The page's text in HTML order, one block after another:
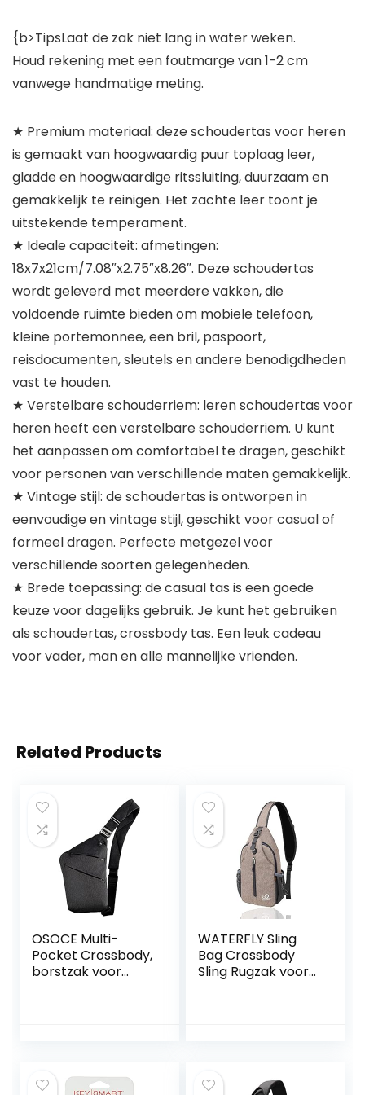
{b>TipsLaat de zak niet lang in water weken.
Houd rekening met een foutmarge van 1-2 cm
vanwege handmatige meting.
★ Premium materiaal: deze schoudertas voor heren
is gemaakt van hoogwaardig puur toplaag leer,
gladde en hoogwaardige ritssluiting, duurzaam en
gemakkelijk te reinigen. Het zachte leer toont je
uitstekende temperament.
★ Ideale capaciteit: afmetingen:
18x7x21cm/7.08″x2.75″x8.26″. Deze schoudertas
wordt geleverd met meerdere vakken, die
voldoende ruimte bieden om mobiele telefoon,
kleine portemonnee, een bril, paspoort,
reisdocumenten, sleutels en andere benodigdheden
vast te houden.
★ Verstelbare schouderriem: leren schoudertas voor
heren heeft een verstelbare schouderriem. U kunt
het aanpassen om comfortabel te dragen, geschikt
voor personen van verschillende maten gemakkelijk.
★ Vintage stijl: de schoudertas is ontworpen in
eenvoudige en vintage stijl, geschikt voor casual of
formeel dragen. Perfecte metgezel voor
verschillende soorten gelegenheden.
★ Brede toepassing: de casual tas is een goede
keuze voor dagelijks gebruik. Je kunt het gebruiken
als schoudertas, crossbody tas. Een leuk cadeau
voor vader, man en alle mannelijke vrienden.
Related Products
OSOCE Multi-
Pocket Crossbody,
borstzak voor
WATERFLY Sling
Bag Crossbody
Sling Rugzak voor